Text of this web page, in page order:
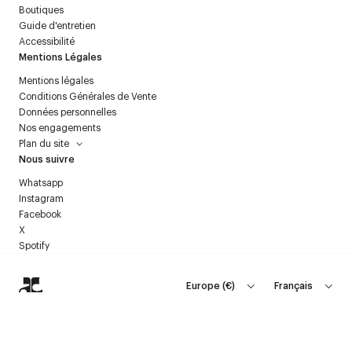
Blanc : Lumineux, pur, emblématique.
Noir : Intemporel, classique, contrastant.
Teintes neutres : Élégantes, polyvalentes, raffinées.
À travers ses collections, Courrèges réinvente son héritage tout en
répondant aux attentes contemporaines. Les tops de luxe, qu’ils soient
en vinyle ou en matières précieuses, capturent l’essence de la maison :
une élégance audacieuse tournée vers l’avenir.
Boutiques
Guide d'entretien
Accessibilité
Mentions Légales
Mentions légales
Conditions Générales de Vente
Données personnelles
Nos engagements
Plan du site
Nous suivre
Whatsapp
Instagram
Facebook
X
Spotify
Europe(€) Français